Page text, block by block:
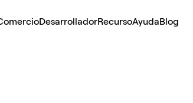
DesarrolladorRecursoAyudaBlog